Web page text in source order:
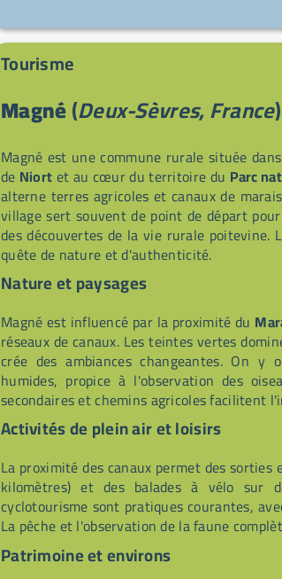
Tourisme
Magné(Deux-Sèvres, France)
Magné est une commune rurale située
de Niortet au cœur du territoire du Parc
alterne terres agricoles et canaux de
village sert souvent de point de départ
des découvertes de la vie rurale poitevine.
quête de nature et d'authenticité.
Nature et paysages
Magné est influencé par la proximité du
réseaux de canaux. Les teintes vertes
crée des ambiances changeantes. On y
humides, propice à l'observation des
secondaires et chemins agricoles facilitent
Activités de plein air et loisirs
La proximité des canaux permet des
kilomètres) et des balades à vélo sur
cyclotourisme sont pratiques courantes,
La pêche et l'observation de la faune
Patrimoine et environs